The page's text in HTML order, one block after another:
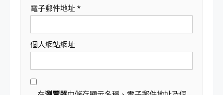
電子郵件地址 *
個人網站網址